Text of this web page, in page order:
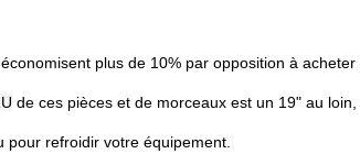
plus de 10% par opposition à
de ces pièces et de morceaux est un 19" au
refroidir votre équipement.